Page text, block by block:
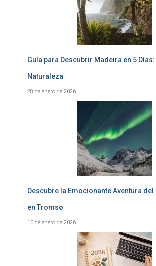
Guía para Descubrir Madeira en 5 Días:
Naturaleza
28 de enero de 2026
Descubre la Emocionante Aventura del
en Tromsø
10 de enero de 2026